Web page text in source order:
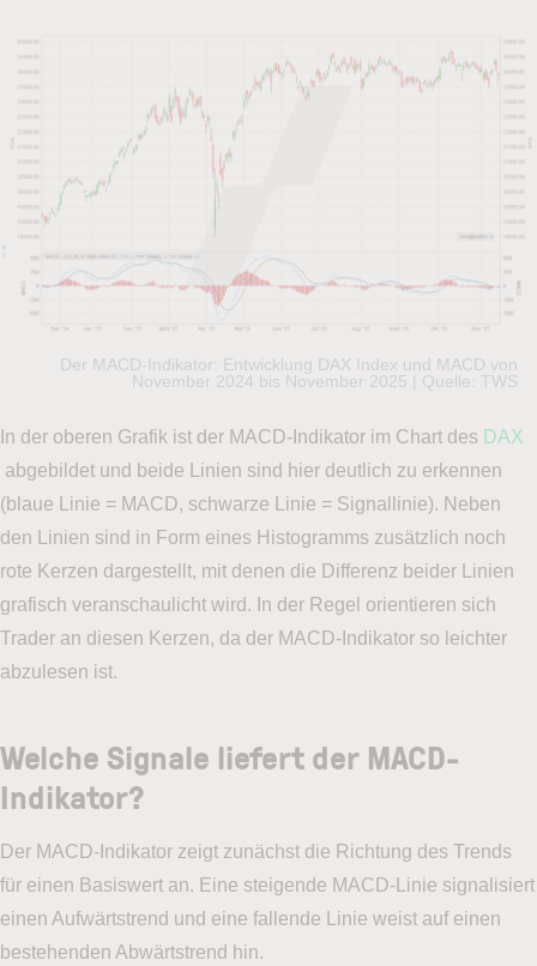
Der MACD-Indikator: Entwicklung DAX Index und MACD von
November 2024 bis November 2025 | Quelle: TWS
In der oberen Grafik ist der MACD-Indikator im Chart des DAX
abgebildet und beide Linien sind hier deutlich zu erkennen
(blaue Linie = MACD, schwarze Linie = Signallinie). Neben
den Linien sind in Form eines Histogramms zusätzlich noch
rote Kerzen dargestellt, mit denen die Differenz beider Linien
grafisch veranschaulicht wird. In der Regel orientieren sich
Trader an diesen Kerzen, da der MACD-Indikator so leichter
abzulesen ist.
Welche Signale liefert der MACD-
Indikator?
Der MACD-Indikator zeigt zunächst die Richtung des Trends
für einen Basiswert an. Eine steigende MACD-Linie signalisiert
einen Aufwärtstrend und eine fallende Linie weist auf einen
bestehenden Abwärtstrend hin.